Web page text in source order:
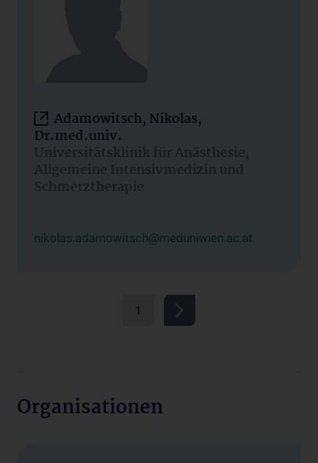
Adamowitsch, Nikolas,
Dr.med.univ.
Universitätsklinik für Anästhesie,
Allgemeine Intensivmedizin und
Schmerztherapie
nikolas.adamowitsch@meduniwien.ac.at
1
Organisationen